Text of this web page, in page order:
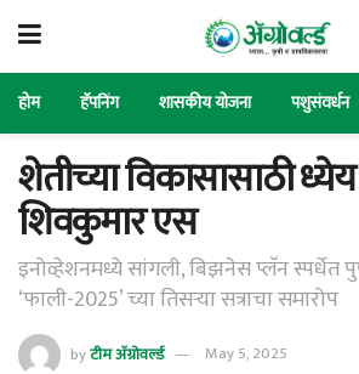
होम हॅपनिंग शासकीय योजना पशुसंवर्धन
शेतीच्या विकासासाठी
शिवकुमार एस
इनोव्हेशनमध्ये सांगली, बिझनेस प्लॅन स्पर्धेत
‘फाली-2025’ च्या तिसऱ्या सत्राचा समारोप
byटीम ॲग्रोवर्ल्ड May 5, 2025